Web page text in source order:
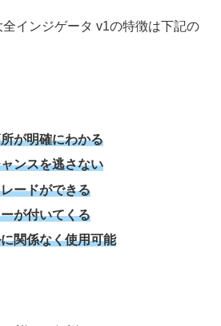
全インジゲータ v1の特徴は下記の
が明確にわかる
ンスを逃さない
ードができる
が付いてくる
関係なく使用可能